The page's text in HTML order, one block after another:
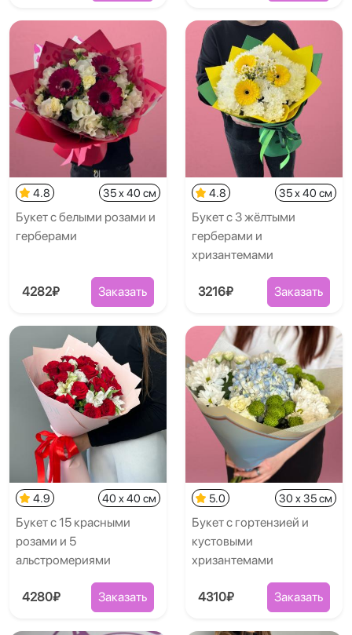
4.8 35 x 40 см
Букет с белыми розами и
герберами
4282₽ Заказать
4.8 35 x 40 см
Букет с 3 жёлтыми
герберами и
хризантемами
3216₽ Заказать
4.9 40 x 40 см
Букет с 15 красными
розами и 5
альстромериями
4280₽ Заказать
5.0 30 x 35 см
Букет с гортензией и
кустовыми
хризантемами
4310₽ Заказать